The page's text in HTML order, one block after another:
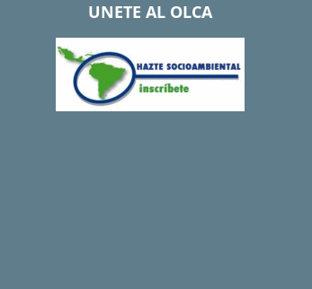
UNETE AL OLCA